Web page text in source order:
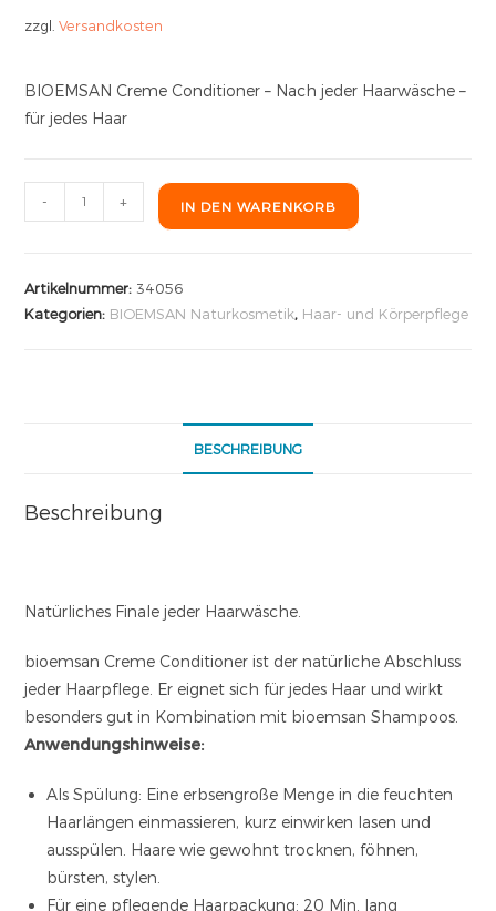
zzgl.Versandkosten
BIOEMSAN Creme Conditioner – Nach jeder Haarwäsche –
für jedes Haar
- + IN DEN WARENKORB
Artikelnummer: 34056
Kategorien: BIOEMSAN Naturkosmetik, Haar- und Körperpflege
BESCHREIBUNG
Beschreibung
Natürliches Finale jeder Haarwäsche.
bioemsan Creme Conditioner ist der natürliche Abschluss
jeder Haarpflege. Er eignet sich für jedes Haar und wirkt
besonders gut in Kombination mit bioemsan Shampoos.
Anwendungshinweise:
Als Spülung: Eine erbsengroße Menge in die feuchten
Haarlängen einmassieren, kurz einwirken lasen und
ausspülen. Haare wie gewohnt trocknen, föhnen,
bürsten, stylen.
Für eine pflegende Haarpackung: 20 Min. lang